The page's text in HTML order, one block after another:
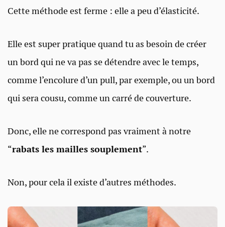
Cette méthode est ferme : elle a peu d’élasticité.
Elle est super pratique quand tu as besoin de créer
un bord qui ne va pas se détendre avec le temps,
comme l’encolure d’un pull, par exemple, ou un bord
qui sera cousu, comme un carré de couverture.
Donc, elle ne correspond pas vraiment à notre
“rabats les mailles souplement”.
Non, pour cela il existe d’autres méthodes.